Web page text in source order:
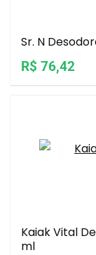
Sr. N
R$ 76,42
Kaiak Vital
ml